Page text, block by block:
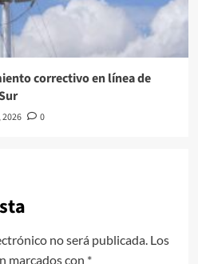
correctivo en línea de
0
no será publicada. Los
marcados con *